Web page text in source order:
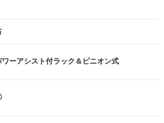
ワーアシスト付ラック＆ピニオン式